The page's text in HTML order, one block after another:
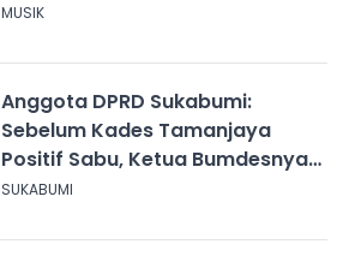
MUSIK
Anggota DPRD Sukabumi:
Sebelum Kades Tamanjaya
Positif Sabu, Ketua Bumdesnya
Juga Terjerat Dugaan Narkoba
SUKABUMI